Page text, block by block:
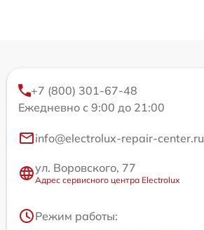
+7 (800) 301-67-48
Ежедневно с 9:00 до 21:00
info@electrolux-repair-center.ru
ул. Воровского, 77
Адрес сервисного центра Electrolux
Режим работы: